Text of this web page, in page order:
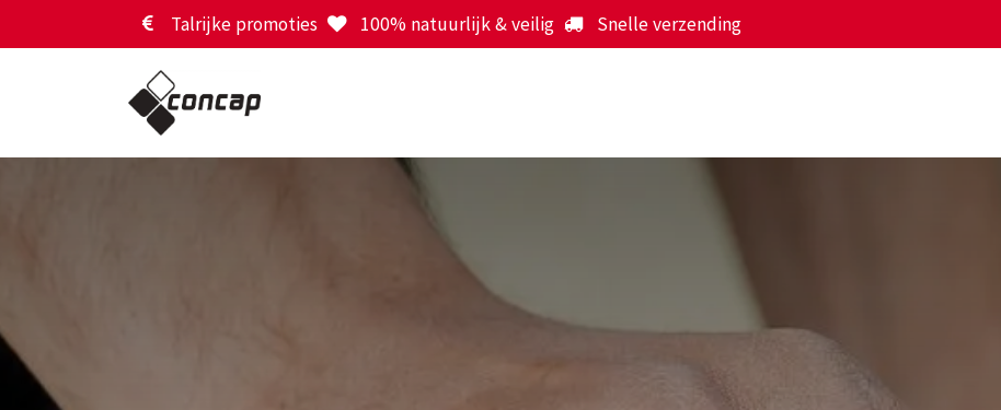
Overslaan naar inhoud Talrijke promoties 100% natuurlijk & veilig Snelle verzending